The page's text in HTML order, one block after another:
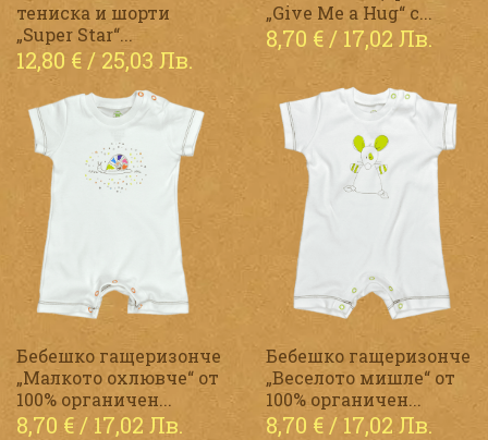
тениска и шорти
„Super Star“...
12,80 € / 25,03 Лв.
„Give Me a Hug“ с...
8,70 € / 17,02 Лв.
Бебешко гащеризонче
„Малкото охлювче“ от
100% органичен...
8,70 € / 17,02 Лв.
Бебешко гащеризонче
„Веселото мишле“ от
100% органичен...
8,70 € / 17,02 Лв.